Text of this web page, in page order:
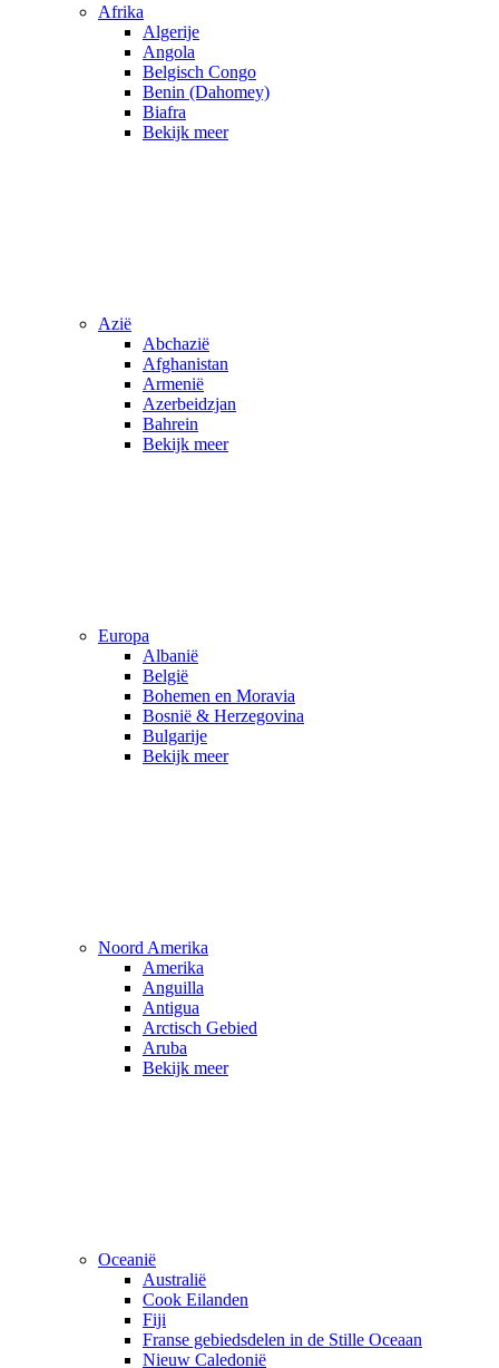
Afrika
Algerije
Angola
Belgisch Congo
Benin (Dahomey)
Biafra
Bekijk meer
Azië
Abchazië
Afghanistan
Armenië
Azerbeidzjan
Bahrein
Bekijk meer
Europa
Albanië
België
Bohemen en Moravia
Bosnië & Herzegovina
Bulgarije
Bekijk meer
Noord Amerika
Amerika
Anguilla
Antigua
Arctisch Gebied
Aruba
Bekijk meer
Oceanië
Australië
Cook Eilanden
Fiji
Franse gebiedsdelen in de Stille Oceaan
Nieuw Caledonië